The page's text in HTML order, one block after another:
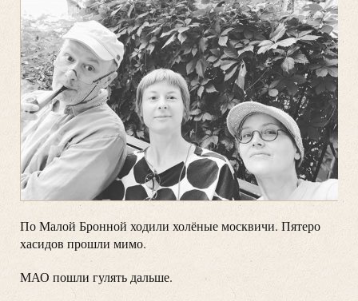
По Малой Бронной ходили холёные москвичи. Пятеро
хасидов прошли мимо.
МАО пошли гулять дальше.